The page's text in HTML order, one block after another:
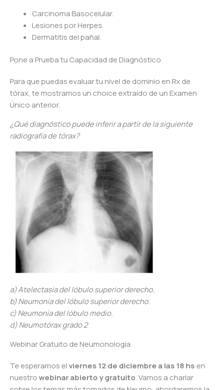
Carcinoma Basocelular.
Lesiones por Herpes.
Dermatitis del pañal.
Pone a Prueba tu Capacidad de Diagnóstico
Para que puedas evaluar tu nivel de dominio en Rx de
tórax, te mostramos un choice extraído de un Examen
Único anterior.
¿Qué diagnóstico puede inferir a partir de la siguiente
radiografía de tórax?
a) Atelectasia del lóbulo superior derecho.
b) Neumonía del lóbulo superior derecho.
c) Neumonía del lóbulo medio.
d) Neumotórax grado 2
Webinar Gratuito de Neumonología
Te esperamos elviernes 12 de diciembre a las 18 hs en
nuestrowebinar abierto y gratuito. Vamos a charlar